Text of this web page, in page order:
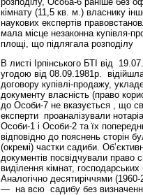
кімнату (11,5 кв. м.) власнику
наукових експертів
мала місце незаконна купівля-
площі, що підлягала розподілу
В листі Ірпінського БТІ від
угодою від 08.09.1981р.
договору купівлі-продажу,
документу власність (право
до Особи-7 не вказується , що
експерти проаналізували
Особи-1 і Особи-2 та їх
відповідно до пояснень сторін
(окремі) частки садиби.
документів посвідчували право
виділення кімнат,
Аналогічно десятиріччями
— на всю садибу без